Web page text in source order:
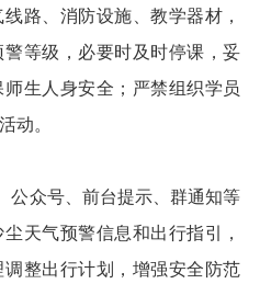
路、消防设施、教学器材，
等级，必要时及时停课，妥
生人身安全；严禁组织学员
动。
公众号、前台提示、群通知等
天气预警信息和出行指引，
整出行计划，增强安全防范